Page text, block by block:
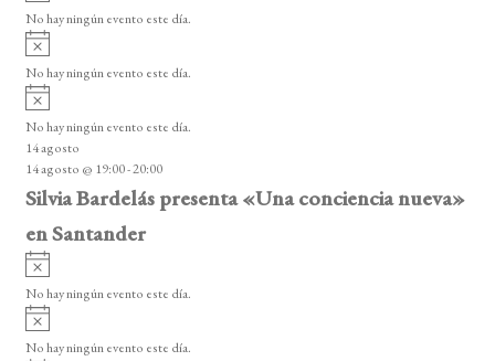
v
e
n
t
o
s
o
v
i
o
No hay ningún evento este día.
A
v
i
o
No hay ningún evento este día.
A
v
i
s
o
No hay ningún evento este día.
14 agosto
14 agosto @ 19:00-20:00
Silvia Bardelás presenta «Una conciencia nueva»
en Santander
A
v
i
o
No hay ningún evento este día.
A
v
i
No hay ningún evento este día.